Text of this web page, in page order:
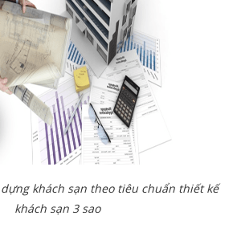
khách sạn theo tiêu chuẩn thiết kế
khách sạn 3 sao